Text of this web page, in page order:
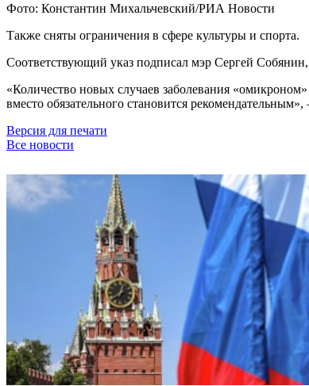
Фото: Константин Михальчевский/РИА Новости
Также сняты ограничения в сфере культуры и спорта.
Соответствующий указ подписал мэр Сергей
«Количество новых случаев заболевания
вместо обязательного становится
Версия для печати
Все новости